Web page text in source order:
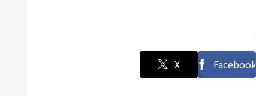
X Facebook